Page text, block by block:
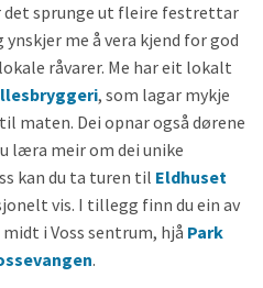
det sprunge ut fleire festrettar
me å vera kjend for god
råvarer. Me har eit lokalt
, som lagar mykje
maten. Dei opnar også dørene
læra meir om dei unike
kan du ta turen til Eldhuset
vis. I tillegg finn du ein av
i Voss sentrum, hjå Park
.